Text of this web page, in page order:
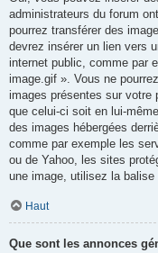
administrateurs du forum
pourrez transférer des
devrez insérer un lien vers
internet public, comme par
image.gif ». Vous ne
images présentes sur votre
que celui-ci soit en lui-
des images hébergées
comme par exemple les
ou de Yahoo, les sites
une image, utilisez la balise
Haut
Que sont les annonces